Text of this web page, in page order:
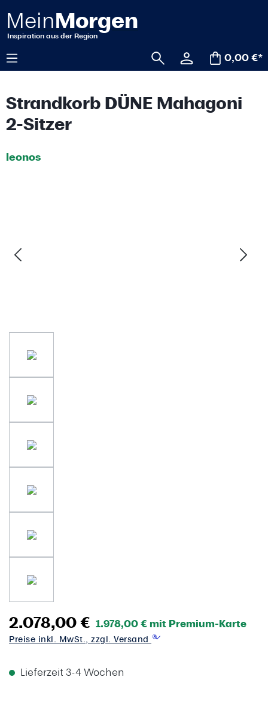
springen
0,00 €*
Strandkorb DÜNE Mahagoni
2-Sitzer
leonos
2.078,00 € 1.978,00 € mit Premium-Karte
Preise inkl. MwSt., zzgl. Versand
Lieferzeit 3-4 Wochen